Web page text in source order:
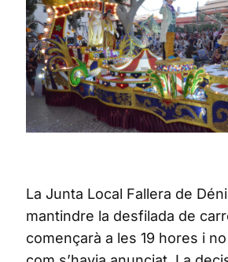
La Junta Local Fallera de
mantindre la desfilada de
començarà a les 19 hores i